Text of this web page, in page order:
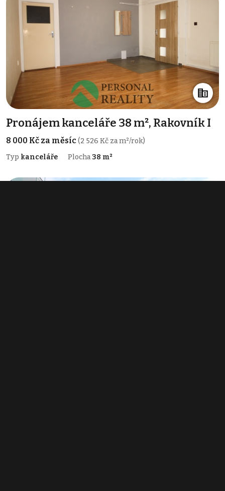
Pronájem kanceláře 38 m², Rakovník I
8 000 Kč za měsíc(2 526 Kč za m²/rok)
Typ kanceláře Plocha 38 m²